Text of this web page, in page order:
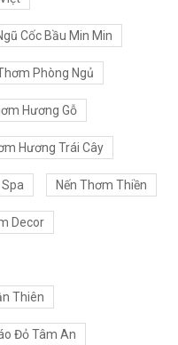
Cốc Bầu Min Min
Phòng Ngủ
Hương Gỗ
Hương Trái Cây
Spa Nến Thơm Thiền
Decor
Thiên
Đỏ Tâm An